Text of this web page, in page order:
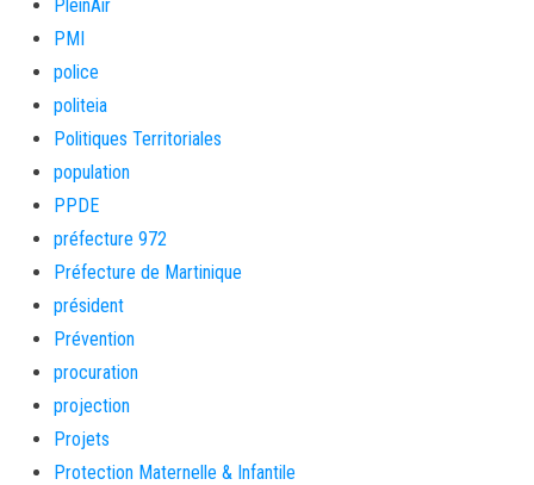
PleinAir
PMI
police
politeia
Politiques Territoriales
population
PPDE
préfecture 972
Préfecture de Martinique
président
Prévention
procuration
projection
Projets
Protection Maternelle & Infantile